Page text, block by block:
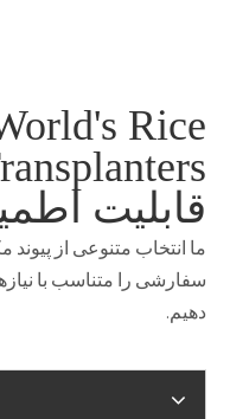
Rice
قابلیت
ما انتخاب متنوعی از
سفارشی را متناسب با
دهیم.